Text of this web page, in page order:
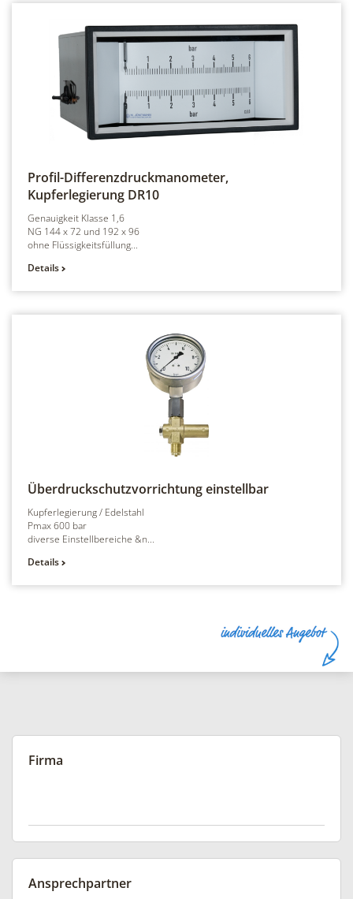
Profil-Differenzdruckmanometer,
Kupferlegierung DR10
Genauigkeit Klasse 1,6
NG 144 x 72 und 192 x 96
ohne Flüssigkeitsfüllung...
Details
Überdruckschutzvorrichtungeinstellbar
Kupferlegierung / Edelstahl
Pmax 600 bar
diverse Einstellbereiche &n...
Details
Firma
Ansprechpartner